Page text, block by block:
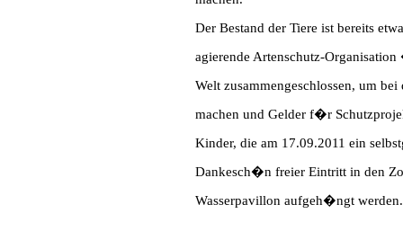
Der Bestand der Tiere ist bereits
agierende Artenschutz-
Welt zusammengeschlossen, um
machen und Gelder f�r
Kinder, die am 17.09.2011 ein
Dankesch�n freier Eintritt in den
Wasserpavillon aufgeh�ngt werden.